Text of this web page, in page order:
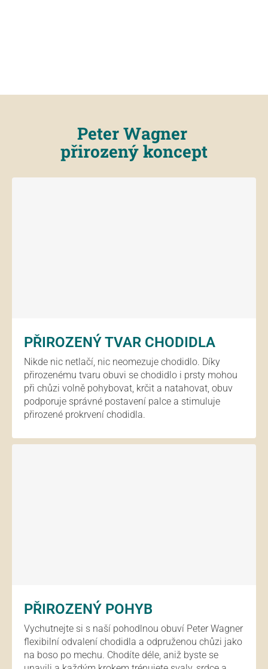
Peter Wagner
přirozený koncept
PŘIROZENÝ TVAR CHODIDLA
Nikde nic netlačí, nic neomezuje chodidlo. Díky
přirozenému tvaru obuvi se chodidlo i prsty mohou
při chůzi volně pohybovat, krčit a natahovat, obuv
podporuje správné postavení palce a stimuluje
přirozené prokrvení chodidla.
PŘIROZENÝ POHYB
Vychutnejte si s naší pohodlnou obuví Peter Wagner
flexibilní odvalení chodidla a odpruženou chůzi jako
na boso po mechu. Chodíte déle, aniž byste se